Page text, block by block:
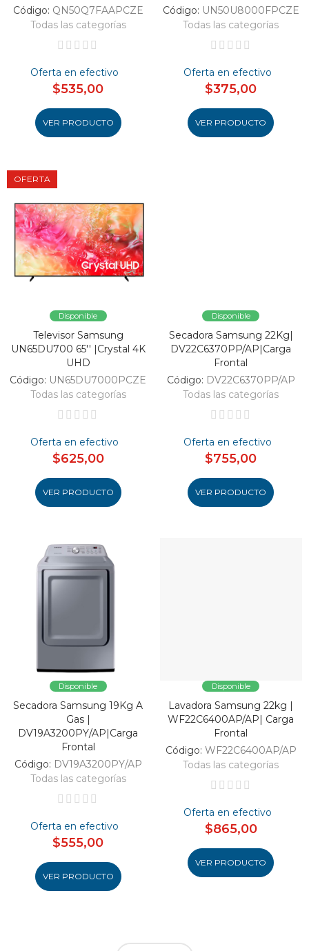
Código: QN50Q7FAAPCZE
Todas las categorías
Oferta en efectivo
$535,00
VER PRODUCTO
Código: UN50U8000FPCZE
Todas las categorías
Oferta en efectivo
$375,00
VER PRODUCTO
OFERTA
Disponible
Televisor Samsung
UN65DU700 65'' |Crystal 4K
UHD
Código: UN65DU7000PCZE
Todas las categorías
Oferta en efectivo
$625,00
VER PRODUCTO
Disponible
Secadora Samsung 22Kg|
DV22C6370PP/AP|Carga
Frontal
Código: DV22C6370PP/AP
Todas las categorías
Oferta en efectivo
$755,00
VER PRODUCTO
Disponible
Secadora Samsung 19Kg A
Gas |
DV19A3200PY/AP|Carga
Frontal
Código: DV19A3200PY/AP
Todas las categorías
Oferta en efectivo
$555,00
VER PRODUCTO
Disponible
Lavadora Samsung 22kg |
WF22C6400AP/AP| Carga
Frontal
Código: WF22C6400AP/AP
Todas las categorías
Oferta en efectivo
$865,00
VER PRODUCTO